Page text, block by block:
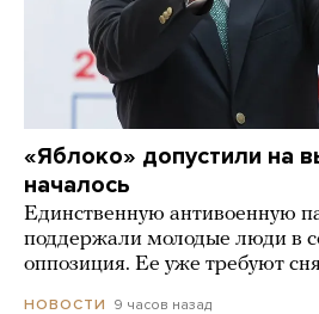
«Яблоко» допустили на
началось
Единственную антивоенную
поддержали молодые люди в
оппозиция. Ее уже требуют
НОВОСТИ 9 часов назад